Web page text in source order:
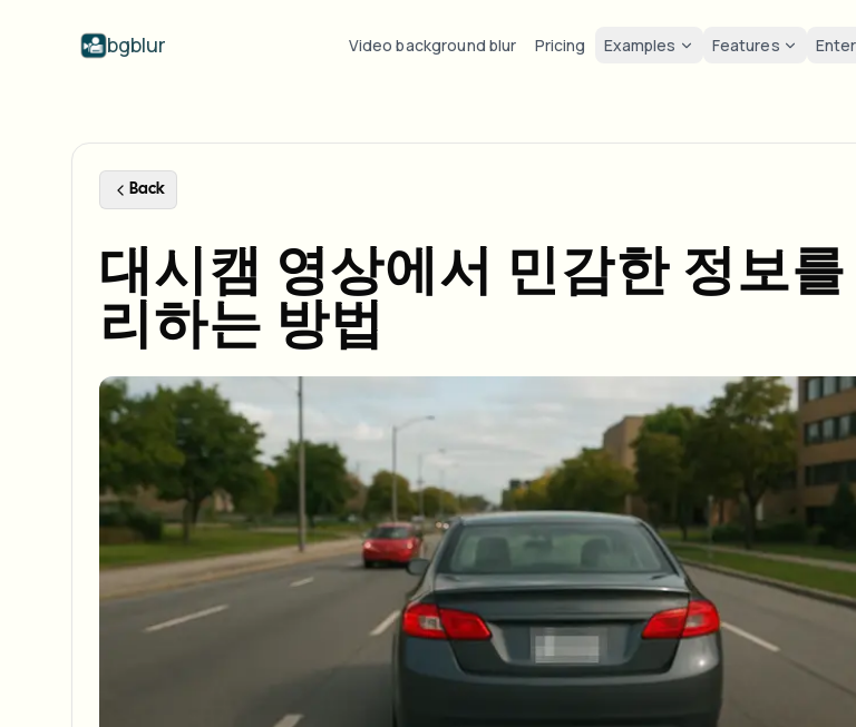
bgblur Video background blur Pricing Examples Features
Blur video with AI
Hide faces, plates, and backgrounds in
Start with a clip
Upload a video and blur in
minutes.
GET STARTED
View all features
Browse every blur tool in one place
Blur Face POPULAR
Frame-by-frame tracking
Use a prompt or draw a box
around what to blur
Privacy
Face
Team-
AI
Ecosystem
Video intelligence
Ask questions and get AI summaries
Categories
Schools & education
Campus cameras, lectures, and district bulk privacy
Media & entertainment
Screeners, releases, and compliance
Retail & ecommerce
Store and warehouse footage
Healthcare
Clinic and patient-facing video governance
Public sector
FOIA, safe disclosure, and redaction
Bulk
Fleet,
Blur
API & SDK
CONTACT FORM
Talk to us about volume, compliance, and integrations.
ECOSYSTEM
Video intelligence
Ask questions and get AI
Blog
Tips, tutorials, and product updates
Answers to common questions
Whitepapers
Privacy compliance research reports
Browse
Video blur examples
Real clips showing face blur, plate
View all examples
Browse the full example library
Blur License Plate FAST
Dashcam & street footage
Logos, text & custom regions
Back
대시캠 영상에서 민감한 정보를
리하는 방법